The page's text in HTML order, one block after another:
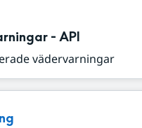
- API
vädervarningar